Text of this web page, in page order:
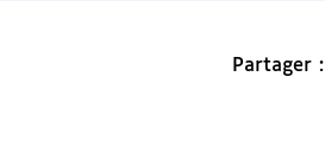
Partager :